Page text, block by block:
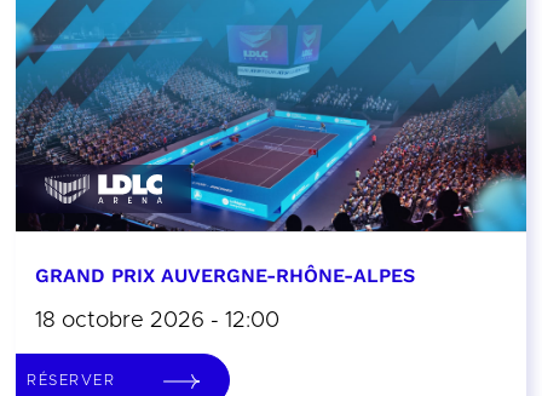
GRAND PRIX AUVERGNE-RHÔNE-ALPES
18 octobre 2026 - 12:00
RÉSERVER